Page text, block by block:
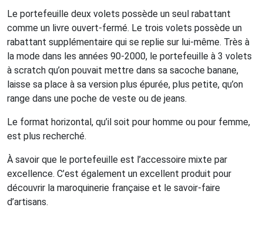
Le portefeuille deux volets possède un seul rabattant
comme un livre ouvert-fermé. Le trois volets possède un
rabattant supplémentaire qui se replie sur lui-même. Très à
la mode dans les années 90-2000, le portefeuille à 3 volets
à scratch qu’on pouvait mettre dans sa sacoche banane,
laisse sa place à sa version plus épurée, plus petite, qu’on
range dans une poche de veste ou de jeans.
Le format horizontal, qu’il soit pour homme ou pour femme,
est plus recherché.
À savoir que le portefeuille est l’accessoire mixte par
excellence. C’est également un excellent produit pour
découvrir la maroquinerie française et le savoir-faire
d’artisans.